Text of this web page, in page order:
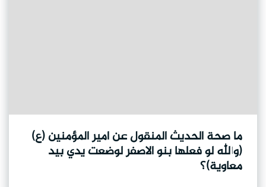
ما صحة الحديث المنقول عن امير المؤمنين (ع)
(والله لو فعلها بنو الاصفر لوضعت يدي بيد
معاوية)؟